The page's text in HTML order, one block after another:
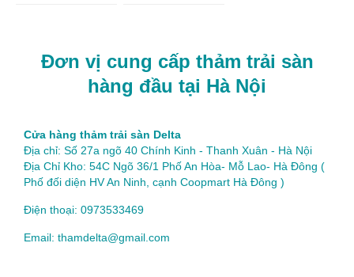
Đơn vị cung cấp thảm trải sàn
hàng đầu tại Hà Nội
Cửa hàng thảm trải sàn Delta
Địa chỉ: Số 27a ngõ 40 Chính Kinh - Thanh Xuân - Hà Nội
Địa Chỉ Kho: 54C Ngõ 36/1 Phố An Hòa- Mỗ Lao- Hà Đông (
Phố đối diện HV An Ninh, cạnh Coopmart Hà Đông )
Điện thoại: 0973533469
Email: thamdelta@gmail.com